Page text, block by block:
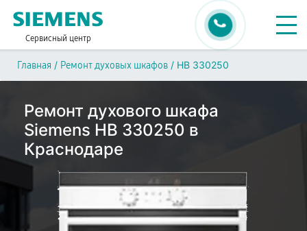
Сервисный центр
Главная / Ремонт духовых шкафов / HB 330250
Ремонт духового шкафа
Siemens HB 330250 в
Краснодаре